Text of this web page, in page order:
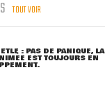
TOUT VOIR
: PAS DE PANIQUE, LA
EST TOUJOURS EN